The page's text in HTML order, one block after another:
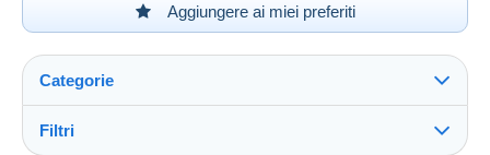
Aggiungere ai miei preferiti
Categorie
Filtri